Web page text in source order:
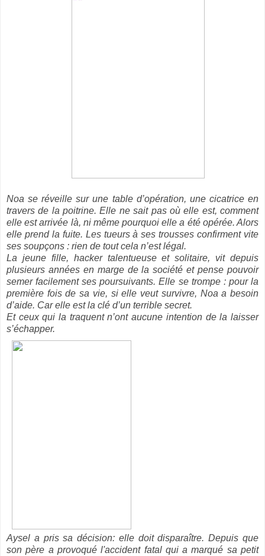
Noa se réveille sur une table d’opération, une cicatrice en
travers de la poitrine. Elle ne sait pas où elle est, comment
elle est arrivée là, ni même pourquoi elle a été opérée. Alors
elle prend la fuite. Les tueurs à ses trousses confirment vite
ses soupçons : rien de tout cela n’est légal.
La jeune fille, hacker talentueuse et solitaire, vit depuis
plusieurs années en marge de la société et pense pouvoir
semer facilement ses poursuivants. Elle se trompe : pour la
première fois de sa vie, si elle veut survivre, Noa a besoin
d’aide. Car elle est la clé d’un terrible secret.
Et ceux qui la traquent n’ont aucune intention de la laisser
s’échapper.
Aysel a pris sa décision: elle doit disparaître. Depuis que
son père a provoqué l'accident fatal qui a marqué sa petit